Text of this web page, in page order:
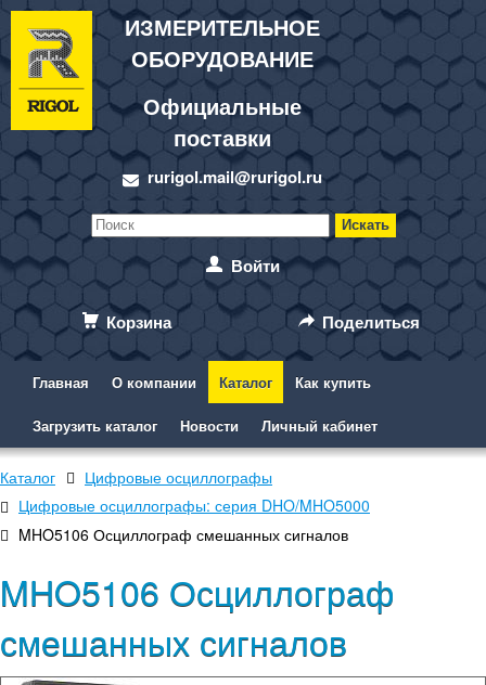
ИЗМЕРИТЕЛЬНОЕ
ОБОРУДОВАНИЕ
Официальные
поставки
rurigol.mail@rurigol.ru
Войти
Корзина Поделиться
Главная О компании Каталог Как купить
Загрузить каталог Новости Личный кабинет
Каталог
Цифровые осциллографы
Цифровые осциллографы: серия DHO/MHO5000
MHO5106 Осциллограф смешанных сигналов
MHO5106 Осциллограф
смешанных сигналов